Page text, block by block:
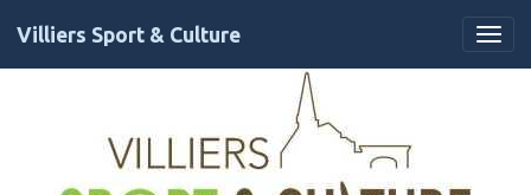
Villiers Sport & Culture